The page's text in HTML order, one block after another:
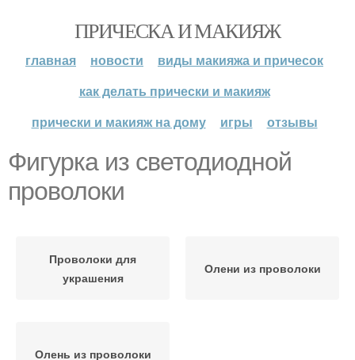
ПРИЧЕСКА И МАКИЯЖ
главная новости
виды макияжа и причесок
как делать прически и макияж
прически и макияж на дому
игры отзывы
Фигурка из светодиодной
проволоки
Проволоки для
украшения
Олени из проволоки
Олень из проволоки